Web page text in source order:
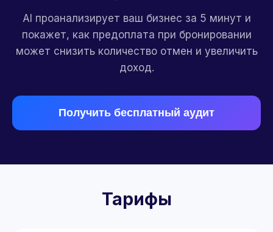
AI проанализирует ваш бизнес за 5 минут и
покажет, как предоплата при бронировании
может снизить количество отмен и увеличить
доход.
Получить бесплатный аудит
Тарифы